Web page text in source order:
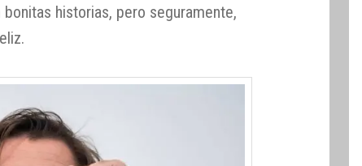
historias, pero seguramente,